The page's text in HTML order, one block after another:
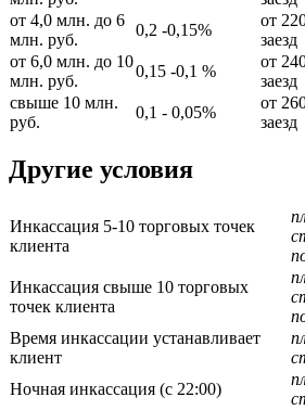
от 4,0 млн. до 6
млн. руб.
0,2 -0,15%
от
заезд
от 6,0 млн. до 10
млн. руб.
0,15 -0,1 %
от
заезд
свыше 10 млн.
руб.
0,1 - 0,05%
от
заезд
Другие условия
Инкассация 5-10 торговых точек
клиента
Инкассация свыше 10 торговых
точек клиента
Время инкассации устанавливает
клиент
Ночная инкассация (с 22:00)